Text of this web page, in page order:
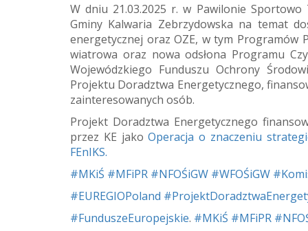
W dniu 21.03.2025 r. w Pawilonie
Gminy Kalwaria Zebrzydowska na temat
energetycznej oraz OZE, w tym Programów
wiatrowa oraz nowa odsłona Programu
Wojewódzkiego Funduszu Ochrony
Projektu Doradztwa Energetycznego,
zainteresowanych osób.
Projekt Doradztwa Energetycznego
przez KE jakoOperacja o znaczeniu
FEnIKS.
#MKiŚ #MFiPR #NFOŚiGW #WFOŚiGW
#EUREGIOPoland
#FunduszeEuropejskie. #MKiŚ #MFiPR